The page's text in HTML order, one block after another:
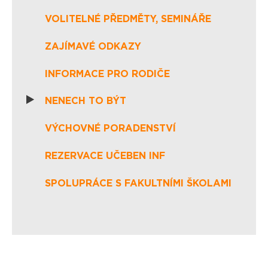
VOLITELNÉ PŘEDMĚTY, SEMINÁŘE
ZAJÍMAVÉ ODKAZY
INFORMACE PRO RODIČE
NENECH TO BÝT
VÝCHOVNÉ PORADENSTVÍ
REZERVACE UČEBEN INF
SPOLUPRÁCE S FAKULTNÍMI ŠKOLAMI